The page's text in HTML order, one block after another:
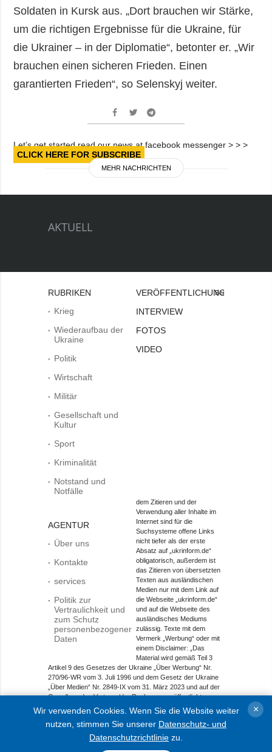
Soldaten in Kursk aus. „Dort brauchen wir Stärke,
um die richtigen Ergebnisse für die Ukraine, für
die Ukrainer – in der Diplomatie“, betonter er. „Wir
brauchen einen sicheren Frieden. Einen
garantierten Frieden“, so Selenskyj weiter.
Let’s get started read our news at facebook messenger > > >
CLICK HERE FOR SUBSCRIBE
MEHR NACHRICHTEN
AKTUELL
RUBRIKEN
Krieg
Wiederaufbau der
Ukraine
Politik
Wirtschaft
Militär
Gesellschaft und
Kultur
Sport
Kriminalität
Notstand und
Notfälle
AGENTUR
Über uns
Kontakte
services
Politik zur
Vertraulichkeit und
zum Schutz
personenbezogener
Daten
VERÖFFENTLICHUNGEN
INTERVIEW
FOTOS
VIDEO
Bei
dem Zitieren und der
Verwendung aller Inhalte im
Internet sind für die
Suchsysteme offene Links
nicht tiefer als der erste
Absatz auf „ukrinform.de“
obligatorisch, außerdem ist
das Zitieren von übersetzten
Texten aus ausländischen
Medien nur mit dem Link auf
die Webseite „ukrinform.de“
und auf die Webseite des
ausländisches Mediums
zulässig. Texte mit dem
Vermerk „Werbung“ oder mit
einem Disclaimer: „Das
Material wird gemäß Teil 3
Artikel 9 des Gesetzes der Ukraine „Über Werbung“ Nr.
270/96-WR vom 3. Juli 1996 und dem Gesetz der Ukraine
„Über Medien“ Nr. 2849-IX vom 31. März 2023 und auf der
Grundlage des Vertrags/der Rechnung veröffentlicht.
Objekt im Bereich Onlinemedien; Medien-ID R40-01421.
© 2015-2026 Ukrinform. Alle Rechte sind geschützt.
Wir verwenden Cookies. Wenn Sie die Website weiter
nutzen, stimmen Sie unserer Datenschutz- und
Datenschutzrichtlinie zu.
×